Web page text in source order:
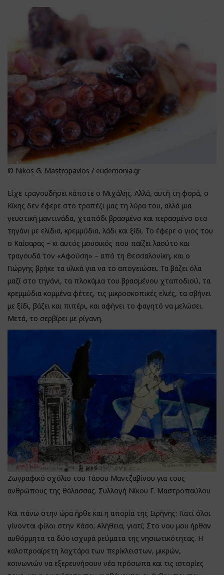
© Nikos G. Mastropavlos / eudemonia.gr
Είχε τραγουδήσει κάποτε ο Μιχάλης. Αλλά, αυτή τη φορά, ο
Κίκης δεν έφερε στο τραπέζι μας τη λύρα του, αλλά μια
γευστική μαντινάδα, χταπόδι βρασμένο και περασμένο στο
τηγάνι με ελίδια, κρεμμύδια, λάδι και ξίδι. Το έφερε ο γιος του
ο Καίσαρας – κι αυτός μουσικός που παίζει λαούτο και
τραγουδά τον «Αφούση» – από τη Θεσσαλονίκη, και ο
Γιώργης βρήκε τα υλικά για να το απογειώσει. Τα βάζει όλα
μαζί στο τηγάνι, τα πλοκάμια του βρασμένου χταποδιού, τα
κρεμμύδια κομμένα φέτες, τις μικροσκοπικές ελιές, τα σβήνει
με ξίδι, βάζει και πιπέρι, και αφήνει το φαγητό να μελώσει.
Μετά, το σερβίρει με ρίγανη.
Ζωγραφικό σχόλιο του Τάσου Μαντζαβίνου για τους
ανθρώπους της θάλασσας. Συλλογή Νίκου Γ. Μαστροπαύλου
Και πάνω στην ώρα ήρθε και η απορία της Ειρήνης: Γιατί όλοι
γίνονται φίλοι στην Κάσο; Αλήθεια, γιατί; Στο νου μου ήρθαν
αυθόρμητα τα δύο ισχυρά ρεύματα της νησιωτικότητας. Η
καλοπροαίρετη λαχτάρα των περίκλειστων, μικρών,
κοινωνιών να εξερευνήσουν νέα πρόσωπα και τις ιστορίες